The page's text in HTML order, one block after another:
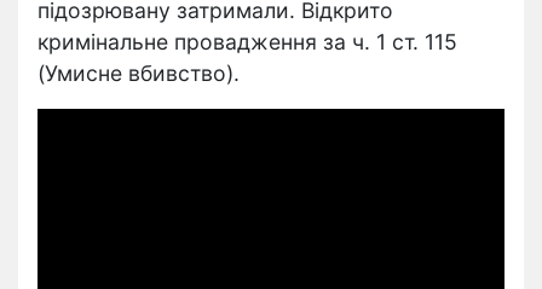
підозрювану затримали. Відкрито
кримінальне провадження за ч. 1 ст. 115
(Умисне вбивство).